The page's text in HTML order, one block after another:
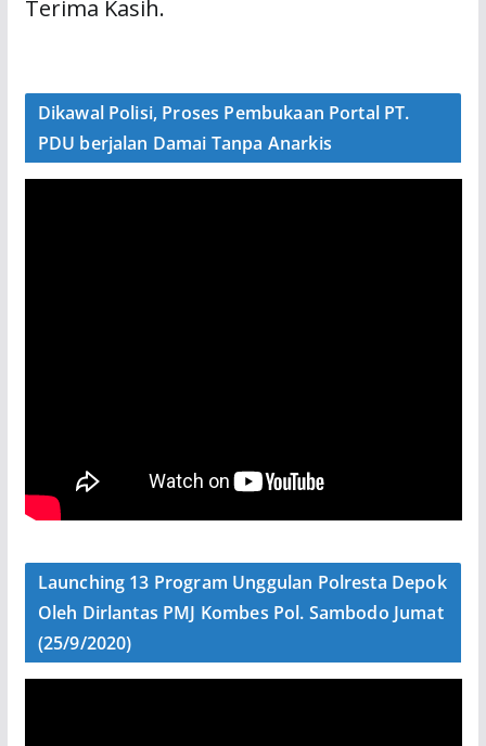
Terima Kasih.
Dikawal Polisi, Proses Pembukaan Portal PT.
PDU berjalan Damai Tanpa Anarkis
Launching 13 Program Unggulan Polresta Depok
Oleh Dirlantas PMJ Kombes Pol. Sambodo Jumat
(25/9/2020)